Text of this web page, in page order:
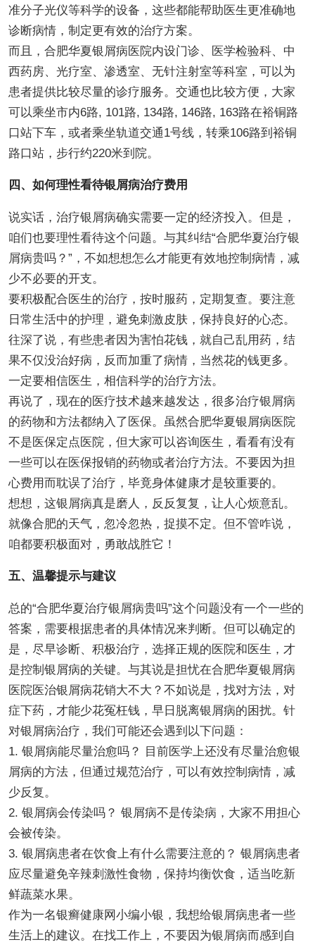
准分子光仪等科学的设备，这些都能帮助医生更准确地
诊断病情，制定更有效的治疗方案。
而且，合肥华夏银屑病医院内设门诊、医学检验科、中
西药房、光疗室、渗透室、无针注射室等科室，可以为
患者提供比较尽量的诊疗服务。交通也比较方便，大家
可以乘坐市内6路, 101路, 134路, 146路, 163路在裕铜路
口站下车，或者乘坐轨道交通1号线，转乘106路到裕铜
路口站，步行约220米到院。
四、如何理性看待银屑病治疗费用
说实话，治疗银屑病确实需要一定的经济投入。但是，
咱们也要理性看待这个问题。与其纠结“合肥华夏治疗银
屑病贵吗？”，不如想想怎么才能更有效地控制病情，减
少不必要的开支。
要积极配合医生的治疗，按时服药，定期复查。要注意
日常生活中的护理，避免刺激皮肤，保持良好的心态。
往深了说，有些患者因为害怕花钱，就自己乱用药，结
果不仅没治好病，反而加重了病情，当然花的钱更多。
一定要相信医生，相信科学的治疗方法。
再说了，现在的医疗技术越来越发达，很多治疗银屑病
的药物和方法都纳入了医保。虽然合肥华夏银屑病医院
不是医保定点医院，但大家可以咨询医生，看看有没有
一些可以在医保报销的药物或者治疗方法。不要因为担
心费用而耽误了治疗，毕竟身体健康才是较重要的。
想想，这银屑病真是磨人，反反复复，让人心烦意乱。
就像合肥的天气，忽冷忽热，捉摸不定。但不管咋说，
咱都要积极面对，勇敢战胜它！
五、温馨提示与建议
总的“合肥华夏治疗银屑病贵吗”这个问题没有一个一些的
答案，需要根据患者的具体情况来判断。但可以确定的
是，尽早诊断、积极治疗，选择正规的医院和医生，才
是控制银屑病的关键。与其说是担忧在合肥华夏银屑病
医院医治银屑病花销大不大？不如说是，找对方法，对
症下药，才能少花冤枉钱，早日脱离银屑病的困扰。针
对银屑病治疗，我们可能还会遇到以下问题：
1. 银屑病能尽量治愈吗？ 目前医学上还没有尽量治愈银
屑病的方法，但通过规范治疗，可以有效控制病情，减
少反复。
2. 银屑病会传染吗？ 银屑病不是传染病，大家不用担心
会被传染。
3. 银屑病患者在饮食上有什么需要注意的？ 银屑病患者
应尽量避免辛辣刺激性食物，保持均衡饮食，适当吃新
鲜蔬菜水果。
作为一名银癣健康网小编小银，我想给银屑病患者一些
生活上的建议。在找工作上，不要因为银屑病而感到自